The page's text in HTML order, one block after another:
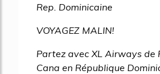
Rep. Dominicaine
VOYAGEZ MALIN!
Partez avec XL Airways de
Cana en République